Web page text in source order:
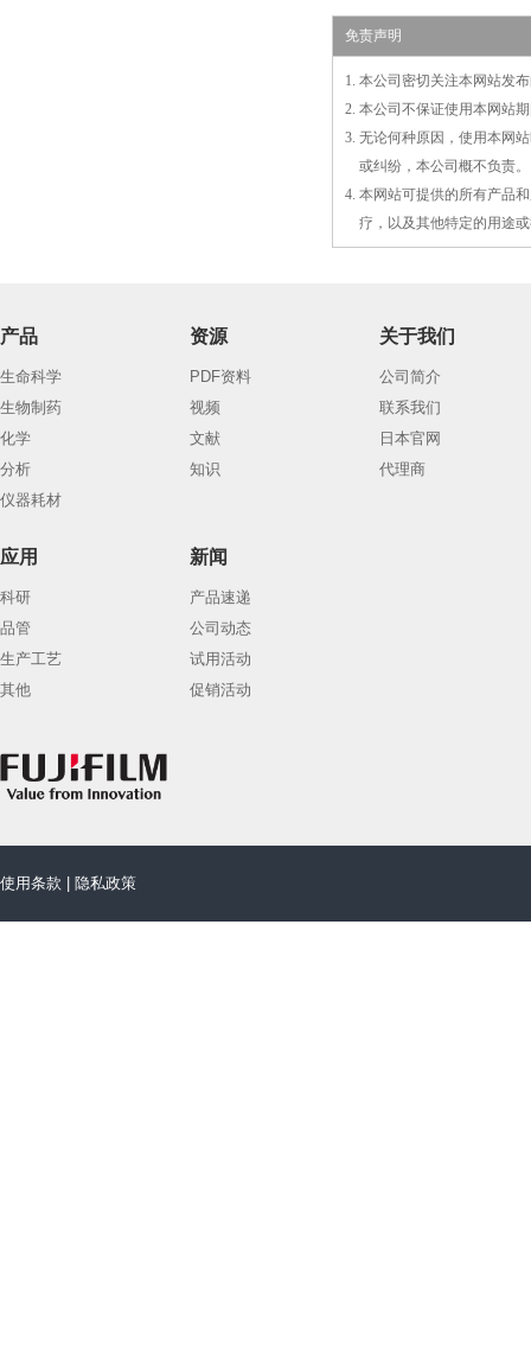
免责声明
1. 本公司密切关注本网站发
2. 本公司不保证使用本网站
3. 无论何种原因，使用本网
或纠纷，本公司概不负责。
4. 本网站可提供的所有产品
疗，以及其他特定的用途
产品
生命科学
生物制药
化学
分析
仪器耗材
资源
PDF资料
视频
文献
知识
关于我们
公司简介
联系我们
日本官网
代理商
应用
科研
品管
生产工艺
其他
新闻
产品速递
公司动态
试用活动
促销活动
使用条款 隐私政策